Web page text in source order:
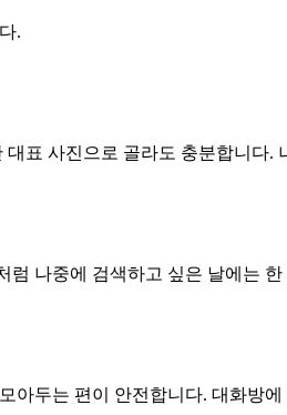
.
표 사진으로 골라도 충분합니다.
나중에 검색하고 싶은 날에는
두는 편이 안전합니다. 대화방